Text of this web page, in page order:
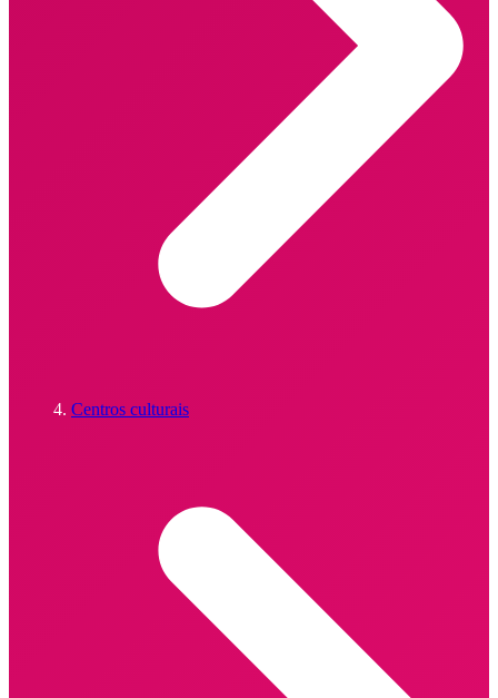
Centros culturais